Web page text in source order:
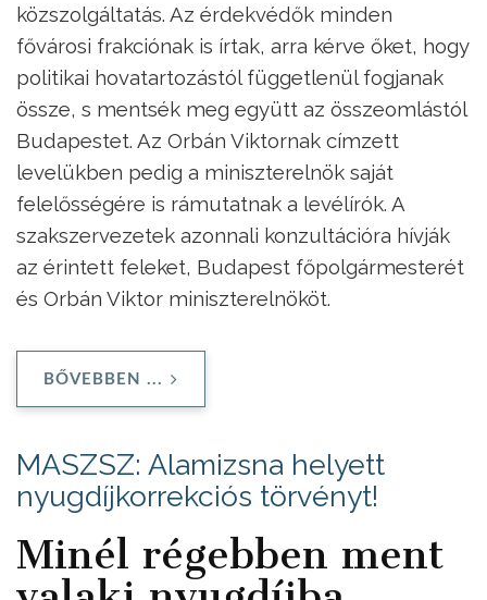
közszolgáltatás. Az érdekvédők minden
fővárosi frakciónak is írtak, arra kérve őket, hogy
politikai hovatartozástól függetlenül fogjanak
össze, s mentsék meg együtt az összeomlástól
Budapestet. Az Orbán Viktornak címzett
levelükben pedig a miniszterelnök saját
felelősségére is rámutatnak a levélírók. A
szakszervezetek azonnali konzultációra hívják
az érintett feleket, Budapest főpolgármesterét
és Orbán Viktor miniszterelnököt.
BŐVEBBEN ...
MASZSZ: Alamizsna helyett
nyugdíjkorrekciós törvényt!
Minél régebben ment